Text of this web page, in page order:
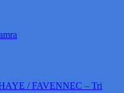
/ FAVENNEC – Tri